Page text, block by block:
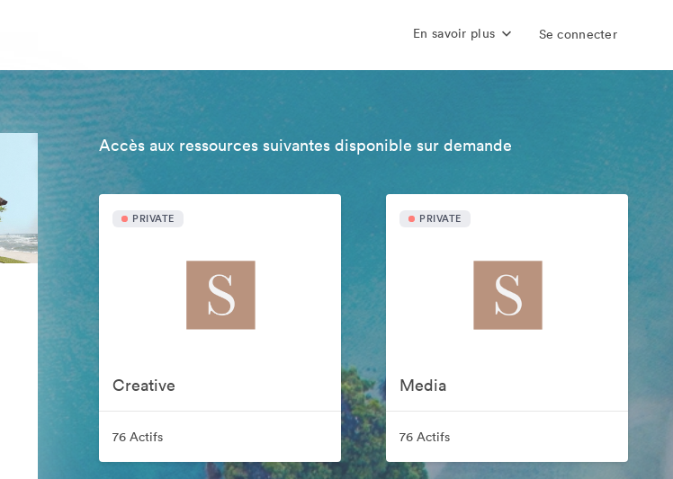
En savoir plus Se connecter
Accès aux ressources suivantes disponible sur demande
PRIVATE
Creative
76 Actifs
PRIVATE
Media
76 Actifs